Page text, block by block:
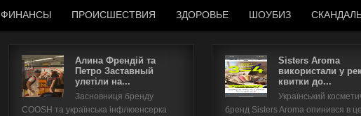
ФИНАНСЫ ПРОИСШЕСТВИЯ ЗДОРОВЬЕ ШОУБИЗ
Алина Френдій та
Петро Заставный
улетіли на...
Засновниця бренду
COOSH та українська інфлюенсерка
Sisters Aroma
використали у
квитки до...
Український
бренд Sisters Aroma опинився в
Имя пользователя